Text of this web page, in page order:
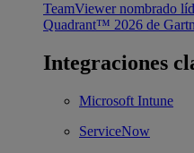
TeamViewer nombrado
Quadrant™ 2026 de
Integraciones
Microsoft Intune
ServiceNow